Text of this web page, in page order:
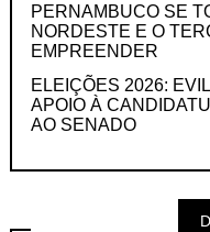
PERNAMBUCO SE
NORDESTE E O
EMPREENDER
ELEIÇÕES 2026:
APOIO À
AO SENADO